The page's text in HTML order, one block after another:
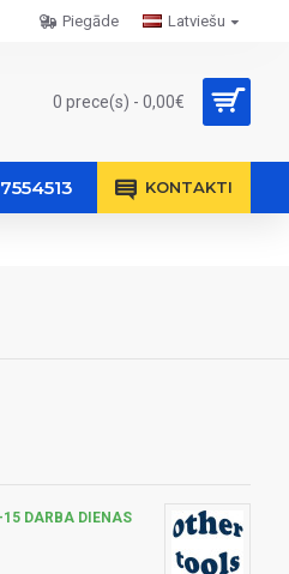
Latviešu
Piegāde
0 prece(s) - 0,00€
KONTAKTI
15 DARBA DIENAS